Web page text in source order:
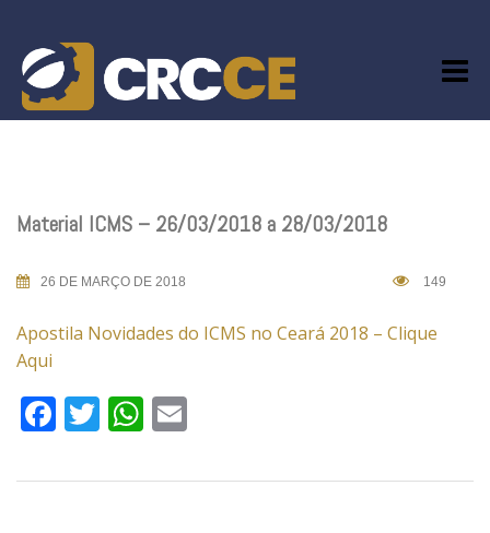
content
Material ICMS – 26/03/2018 a 28/03/2018
26 DE MARÇO DE 2018 149
Apostila Novidades do ICMS no Ceará 2018 – Clique
Aqui
Facebook
TwitterWhatsApp